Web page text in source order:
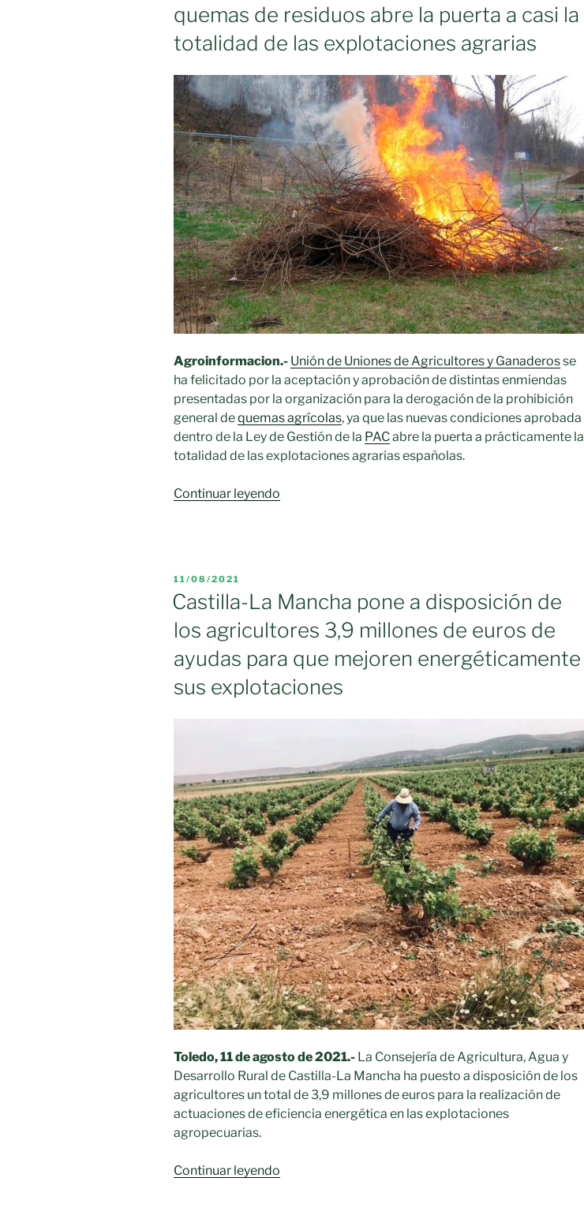
Pistacho
vertebrar
cultivo
en
Castilla-
La
Mancha»
quemas de residuos abre la puerta a casi la
totalidad de las explotaciones agrarias
Agroinformacion.- Unión de Uniones de Agricultores y Ganaderosse
ha felicitado por la aceptación y aprobación de distintas enmiendas
presentadas por la organización para la derogación de la prohibición
general dequemas agrícolas, ya que las nuevas condiciones aprobada
dentro de la Ley de Gestión de la PACabre la puerta a prácticamente la
totalidad de las explotaciones agrarias españolas.
Continuar leyendo
quemas
de
abre
la
totalidad
de
las
explotaciones
agrarias»
PUBLICADO
EL
11/08/2021
Castilla-La Mancha pone a disposición de
los agricultores 3,9 millones de euros de
ayudas para que mejoren energéticamente
sus explotaciones
Toledo, 11 de agosto de 2021.- La Consejería de Agricultura, Agua y
Desarrollo Rural de Castilla-La Mancha ha puesto a disposición de los
agricultores un total de 3,9 millones de euros para la realización de
actuaciones de eficiencia energética en las explotaciones
agropecuarias.
Continuar leyendo